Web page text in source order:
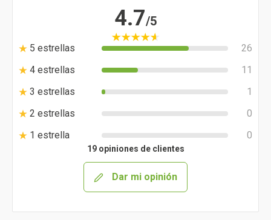
4.7/5
5 estrellas
26
4 estrellas
11
3 estrellas
1
2 estrellas
0
1 estrella
0
19 opiniones de clientes
Dar mi opinión